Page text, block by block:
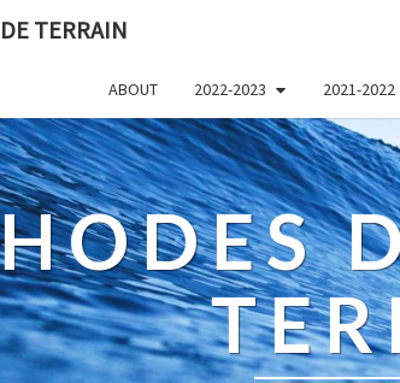
TERRAIN
ABOUT 2022-2023 2021-2022